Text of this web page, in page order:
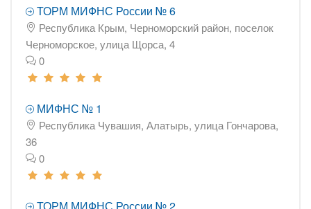
ТОРМ МИФНС России № 6
Республика Крым, Черноморский район, поселок
Черноморское, улица Щорса, 4
0
МИФНС № 1
Республика Чувашия, Алатырь, улица Гончарова,
36
0